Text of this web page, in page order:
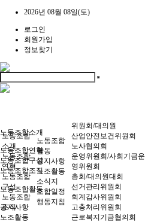
2026년 08월 08일(토)
로그인
회원가입
정보찾기
노동조합소개
노동조합연혁
노동조합구성
노동조합조직
노동조합활동
공지사항
노조활동
노동조합
소개
노동조합
연혁
노동조합
구성
노동조합
조직
노동조합
활동
공지사항
노조활동
소식지
조합일정
행동지침
위원회/대의원
산업안전보건위원회
노사협의회
운영위원회/사회기금운
영위원회
총회/대의원대회
선거관리위원회
회계감사위원회
고충처리위원회
근로복지기금협의회